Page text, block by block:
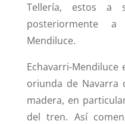
Tellería, estos a
posteriormente
Mendiluce.
Echavarri-
oriunda de Navarra
madera, en
del tren. Así